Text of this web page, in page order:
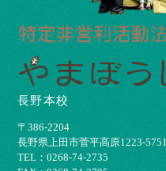
長野本校
〒386-2204
⻑野県上⽥市菅平⾼原1223-5751
TEL：0268-74-2735